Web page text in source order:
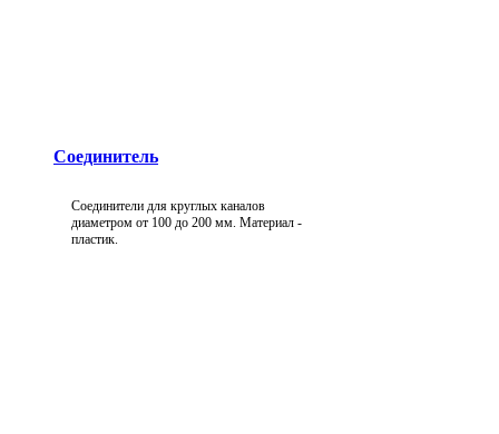
Соединитель
Соединители для круглых каналов
диаметром от 100 до 200 мм. Материал -
пластик.